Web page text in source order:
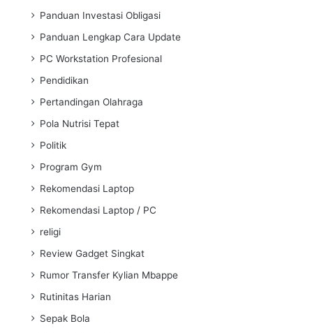
Panduan Investasi Obligasi
Panduan Lengkap Cara Update
PC Workstation Profesional
Pendidikan
Pertandingan Olahraga
Pola Nutrisi Tepat
Politik
Program Gym
Rekomendasi Laptop
Rekomendasi Laptop / PC
religi
Review Gadget Singkat
Rumor Transfer Kylian Mbappe
Rutinitas Harian
Sepak Bola